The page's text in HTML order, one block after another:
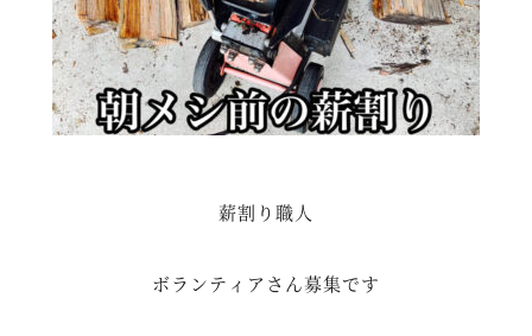
薪割り職人
ボランティアさん募集です